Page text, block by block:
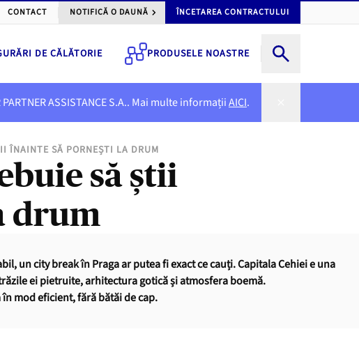
CONTACT NOTIFICĂ O DAUNĂ ÎNCETAREA CONTRACTULUI
DE CĂLĂTORIE PRODUSELE NOASTRE
ASSISTANCE S.A.. Mai multe informațiiAICI.
ÎNAINTE SĂ PORNEȘTI LA DRUM
să știi
drum
un city break în Praga ar putea fi exact ce cauți. Capitala Cehiei e una
ei pietruite, arhitectura gotică și atmosfera boemă.
mod eficient, fără bătăi de cap.